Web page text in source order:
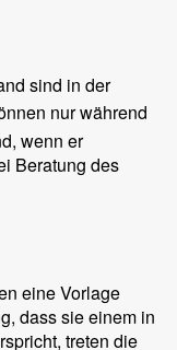
sind in der
nur während
wenn er
Beratung des
eine Vorlage
dass sie einem in
treten die